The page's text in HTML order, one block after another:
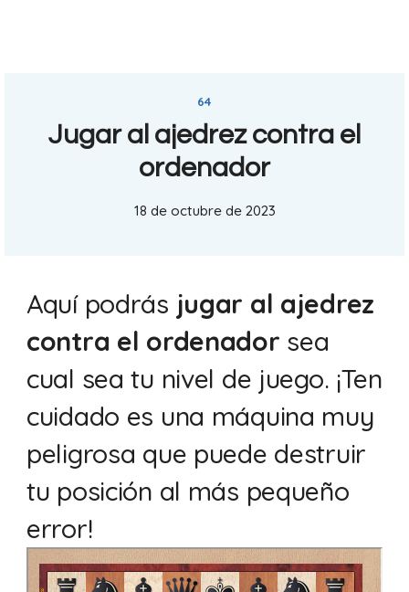
64
Jugar al ajedrez contra el
ordenador
18 de octubre de 2023
Aquí podrás jugar al ajedrez
contra el ordenador sea
cual sea tu nivel de juego. ¡Ten
cuidado es una máquina muy
peligrosa que puede destruir
tu posición al más pequeño
error!